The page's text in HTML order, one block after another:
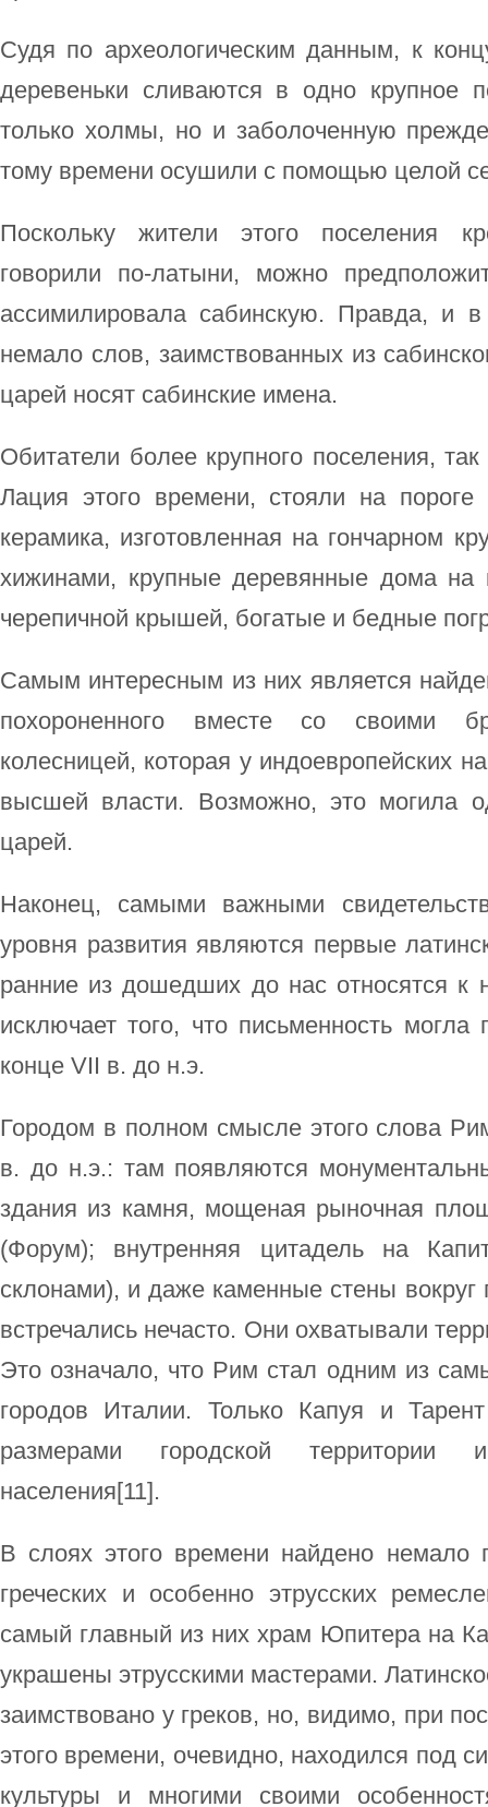
Судя по археологическим данным, к
деревеньки сливаются в одно крупное
только холмы, но и заболоченную
тому времени осушили с помощью целой
Поскольку жители этого поселения
говорили по-латыни, можно
ассимилировала сабинскую. Правда, и
немало слов, заимствованных из
царей носят сабинские имена.
Обитатели более крупного поселения,
Лация этого времени, стояли на
керамика, изготовленная на гончарном
хижинами, крупные деревянные дома
черепичной крышей, богатые и бедные
Самым интересным из них является
похороненного вместе со своими
колесницей, которая у индоевропейских
высшей власти. Возможно, это могила
царей.
Наконец, самыми важными
уровня развития являются первые
ранние из дошедших до нас относятся к
исключает того, что письменность
конце VII в. до н.э.
Городом в полном смысле этого слова
в. до н.э.: там появляются
здания из камня, мощеная рыночная
(Форум); внутренняя цитадель на
склонами), и даже каменные стены вокруг
встречались нечасто. Они охватывали
Это означало, что Рим стал одним из
городов Италии. Только Капуя и
размерами городской территории
населения[11].
В слоях этого времени найдено немало
греческих и особенно этрусских
самый главный из них храм Юпитера на
украшены этрусскими мастерами.
заимствовано у греков, но, видимо, при
этого времени, очевидно, находился под
культуры и многими своими